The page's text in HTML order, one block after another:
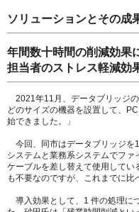
ソリューションとその成
年間数十時間の削減効果
担当者のストレス軽減効
2021年11月、データブリッジ
どのサイズの機器を設置して、
始できました。」
今回、同市はデータブリッジを
システムと業務系システムでフ
ケーブルを差し替えて使用して
も不要なのですが、これまでに比
導入効果として、1 件の処理に